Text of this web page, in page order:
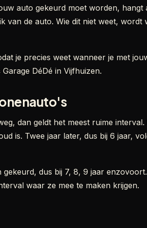
auto gekeurd moet worden, hangt
van de auto. Wie dit niet weet, wordt
je precies weet wanneer je met
DéDé in Vijfhuizen.
dan geldt het meest ruime interval.
is. Twee jaar later, dus bij 6 jaar,
dus bij 7, 8, 9 jaar
waar ze mee te maken krijgen.